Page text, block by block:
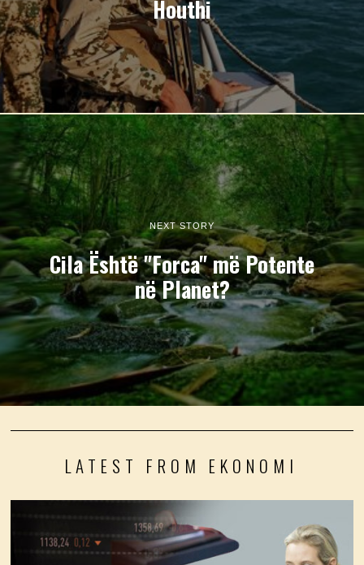
Houthi
NEXT STORY
Cila Është "Forca" më Potente
në Planet?
LATEST FROM EKONOMI